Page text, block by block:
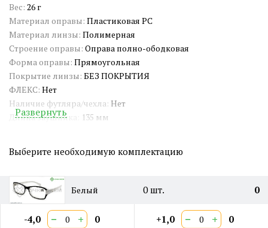
Вес: 26 г
Материал оправы: Пластиковая PC
Материал линзы: Полимерная
Строение оправы: Оправа полно-ободковая
Форма оправы: Прямоугольная
Покрытие линзы: БЕЗ ПОКРЫТИЯ
ФЛЕКС: Нет
Наличие футляра/чехла: Нет
Длина заушника:
135 мм
Ширина переносицы:17 мм
Артикул: RG1320
СЕРТИФИКАТ:
Двойная перекладина:
Развернуть
Выберите необходимую комплектацию
Белый 0шт. 0
-4,0 − + 0 +1,0 − + 0